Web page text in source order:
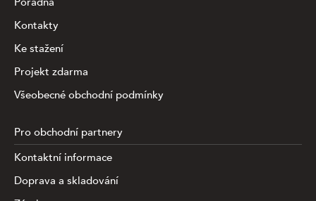
Kontakty
Ke stažení
Projekt zdarma
Všeobecné obchodní podmínky
Pro obchodní partnery
Kontaktní informace
Doprava a skladování